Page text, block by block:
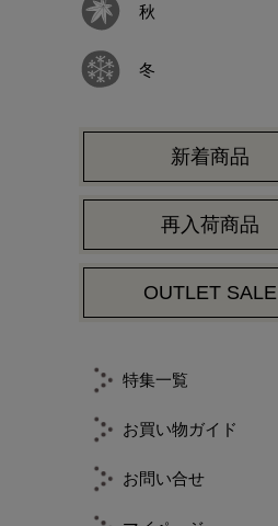
秋
冬
新着商品
再入荷商品
OUTLET SALE
特集一覧
お買い物ガイド
お問い合せ